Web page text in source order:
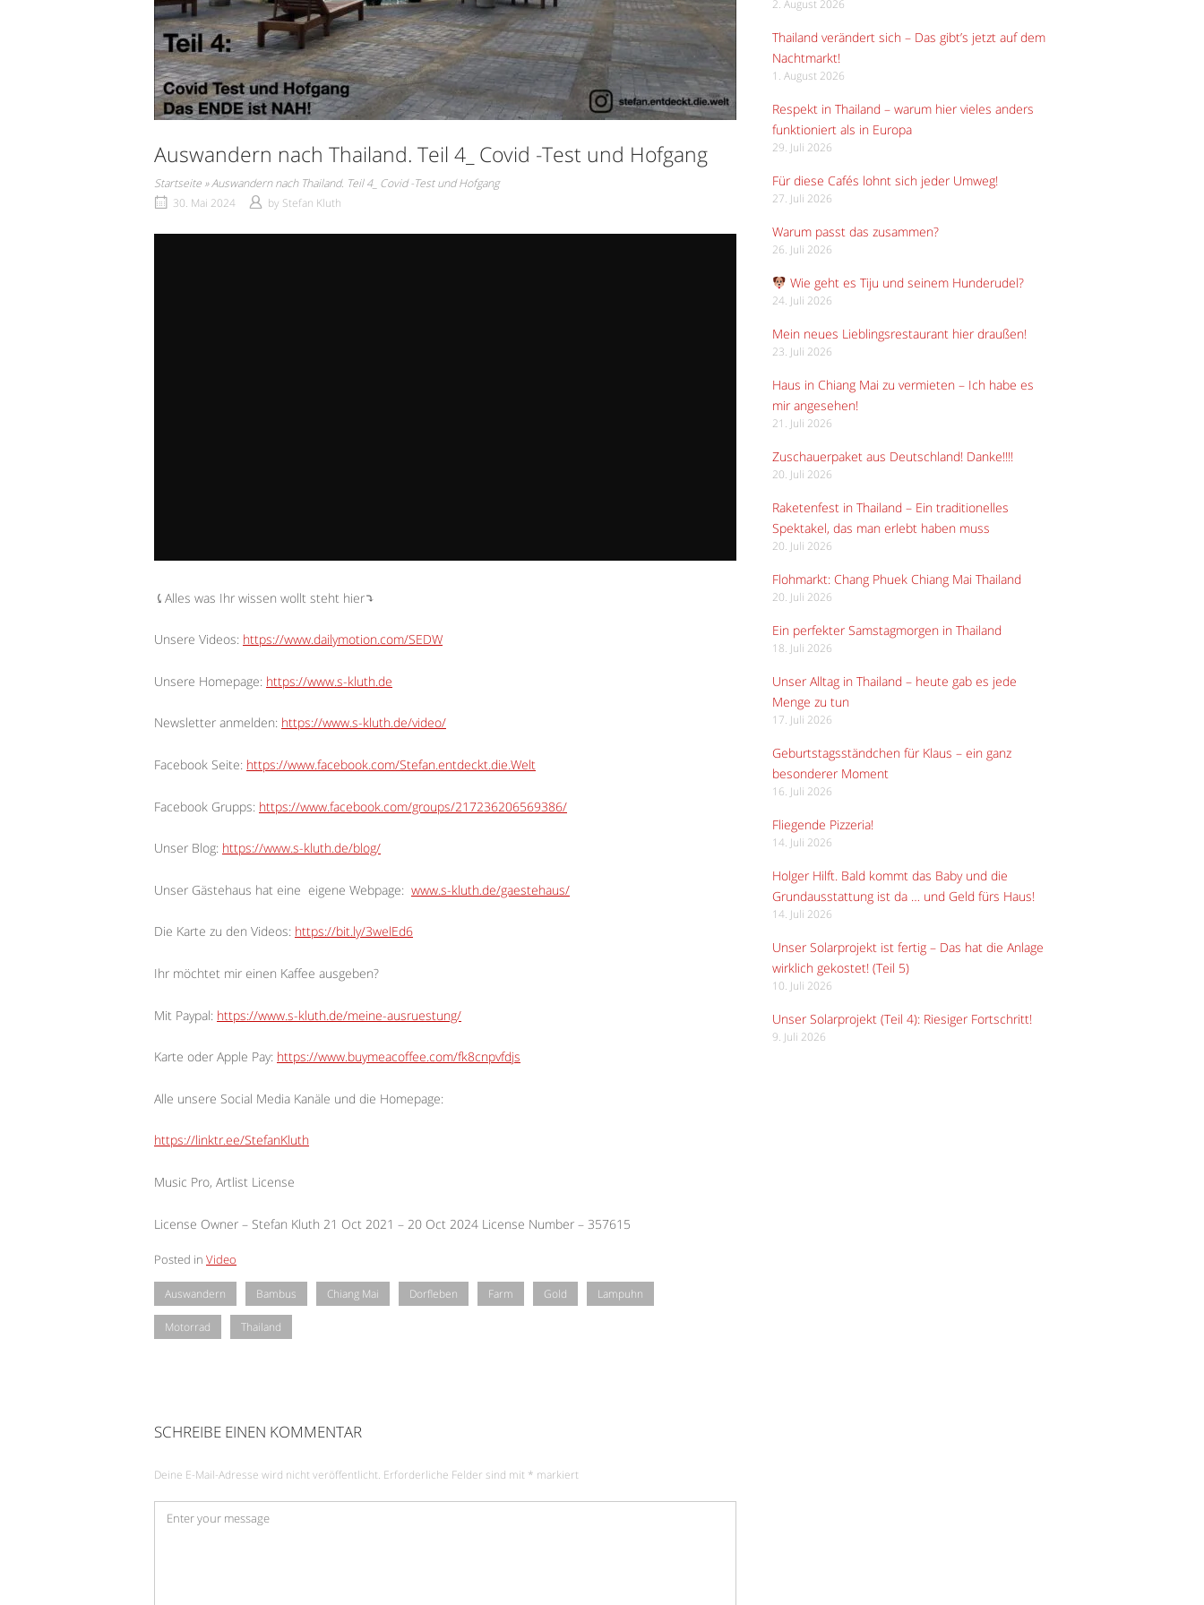
Auswandern nach Thailand. Teil 4_ Covid -Test und Hofgang
Startseite »Auswandern nach Thailand. Teil 4_ Covid -Test und Hofgang
30. Mai 2024
by Stefan Kluth
⤹Alles was Ihr wissen wollt steht hier⤵︎
Unsere Videos: https://www.dailymotion.com/SEDW
Unsere Homepage: https://www.s-kluth.de
Newsletter anmelden: https://www.s-kluth.de/video/
Facebook Seite: https://www.facebook.com/Stefan.entdeckt.die.Welt
Facebook Grupps: https://www.facebook.com/groups/217236206569386/
Unser Blog: https://www.s-kluth.de/blog/
Unser Gästehaus hat eine eigene Webpage: www.s-kluth.de/gaestehaus/
Die Karte zu den Videos: https://bit.ly/3welEd6
Ihr möchtet mir einen Kaffee ausgeben?
Mit Paypal: https://www.s-kluth.de/meine-ausruestung/
Karte oder Apple Pay: https://www.buymeacoffee.com/fk8cnpvfdjs
Alle unsere Social Media Kanäle und die Homepage:
https://linktr.ee/StefanKluth
Music Pro, Artlist License
License Owner – Stefan Kluth 21 Oct 2021 – 20 Oct 2024 License Number – 357615
Posted in Video
Auswandern Bambus Chiang Mai Dorfleben Farm Gold Lampuhn
Motorrad Thailand
SCHREIBE EINEN KOMMENTAR
Deine E-Mail-Adresse wird nicht veröffentlicht. Erforderliche Felder sind mit * markiert
Kommentar
2. August 2026
Thailand verändert sich – Das gibt’s jetzt auf dem
Nachtmarkt!
1. August 2026
Respekt in Thailand – warum hier vieles anders
funktioniert als in Europa
29. Juli 2026
Für diese Cafés lohnt sich jeder Umweg!
27. Juli 2026
Warum passt das zusammen?
26. Juli 2026
Wie geht es Tiju und seinem Hunderudel?
24. Juli 2026
Mein neues Lieblingsrestaurant hier draußen!
23. Juli 2026
Haus in Chiang Mai zu vermieten – Ich habe es
mir angesehen!
21. Juli 2026
Zuschauerpaket aus Deutschland! Danke!!!!
20. Juli 2026
Raketenfest in Thailand – Ein traditionelles
Spektakel, das man erlebt haben muss
20. Juli 2026
Flohmarkt: Chang Phuek Chiang Mai Thailand
20. Juli 2026
Ein perfekter Samstagmorgen in Thailand
18. Juli 2026
Unser Alltag in Thailand – heute gab es jede
Menge zu tun
17. Juli 2026
Geburtstagsständchen für Klaus – ein ganz
besonderer Moment
16. Juli 2026
Fliegende Pizzeria!
14. Juli 2026
Holger Hilft. Bald kommt das Baby und die
Grundausstattung ist da … und Geld fürs Haus!
14. Juli 2026
Unser Solarprojekt ist fertig – Das hat die Anlage
wirklich gekostet! (Teil 5)
10. Juli 2026
Unser Solarprojekt (Teil 4): Riesiger Fortschritt!
9. Juli 2026